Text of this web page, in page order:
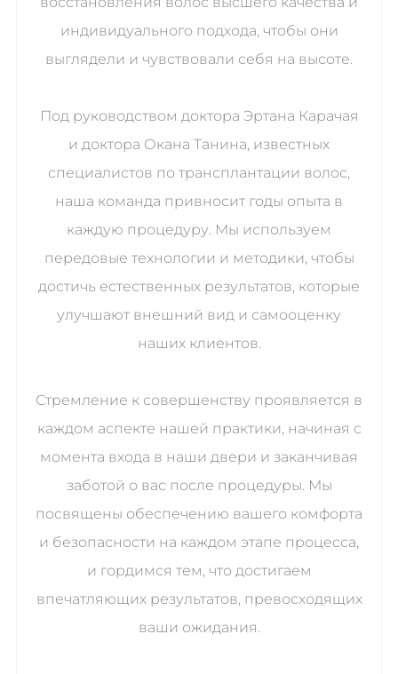
индивидуального подхода, чтобы они
выглядели и чувствовали себя на высоте.
Под руководством доктора Эртана Карачая
и доктора Окана Танина, известных
специалистов по трансплантации волос,
наша команда привносит годы опыта в
каждую процедуру. Мы используем
передовые технологии и методики, чтобы
достичь естественных результатов, которые
улучшают внешний вид и самооценку
наших клиентов.
Стремление к совершенству проявляется в
каждом аспекте нашей практики, начиная с
момента входа в наши двери и заканчивая
заботой о вас после процедуры. Мы
посвящены обеспечению вашего комфорта
и безопасности на каждом этапе процесса,
и гордимся тем, что достигаем
впечатляющих результатов, превосходящих
ваши ожидания.